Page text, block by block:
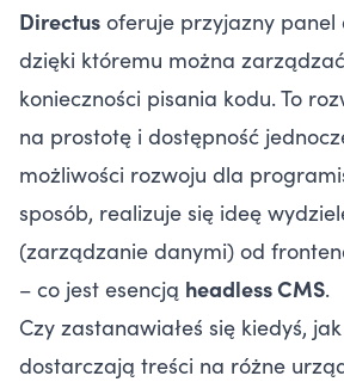
Directus oferuje przyjazny panel
dzięki któremu można
konieczności pisania kodu. To
na prostotę i dostępność
możliwości rozwoju dla
sposób, realizuje się ideę
(zarządzanie danymi) od
– co jest esencją headless CMS.
Czy zastanawiałeś się kiedyś,
dostarczają treści na różne